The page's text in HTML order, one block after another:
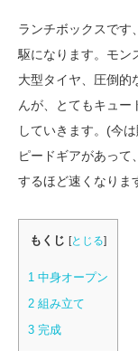
ランチボックスです
駆になります。モン
大型タイヤ、圧倒的
んが、とてもキュー
していきます。(今
ピードギアがあって
するほど速くなりま
もくじ [とじる]
1 中身オープン
2 組み立て
3 完成